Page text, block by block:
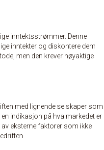
inntektsstrømmer. Denne
inntekter og diskontere dem
men den krever nøyaktige
med lignende selskaper som
indikasjon på hva markedet er
eksterne faktorer som ikke